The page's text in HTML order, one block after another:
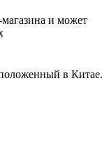
магазина и может
в Китае.